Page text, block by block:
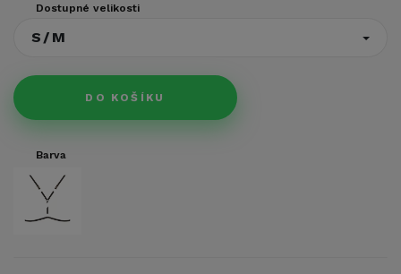
Dostupné velikosti
S/M
DO KOŠÍKU
Barva